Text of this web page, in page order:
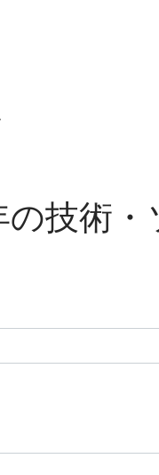
の技術